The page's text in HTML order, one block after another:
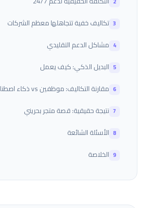
تكاليف خفية تتجاهلها معظم الشركات
مشاكل الدعم التقليدي
البديل الذكي: كيف يعمل
مقارنة التكاليف: موظفين vs ذكاء اصطناعي
نتيجة حقيقية: قصة متجر بحريني
الأسئلة الشائعة
الخلاصة